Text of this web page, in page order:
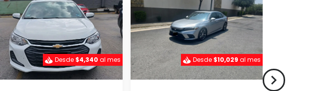
Desde $4,340 al mes Desde $10,029 al mes
navigate_next